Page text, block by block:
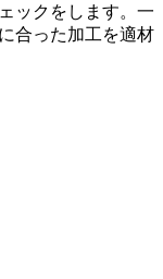
ックをします。一
合った加工を適材